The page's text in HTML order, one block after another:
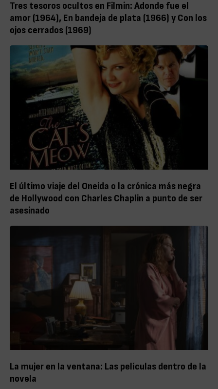
Tres tesoros ocultos en Filmin: Adonde fue el
amor (1964), En bandeja de plata (1966) y Con los
ojos cerrados (1969)
El último viaje del Oneida o la crónica más negra
de Hollywood con Charles Chaplin a punto de ser
asesinado
La mujer en la ventana: Las películas dentro de la
novela